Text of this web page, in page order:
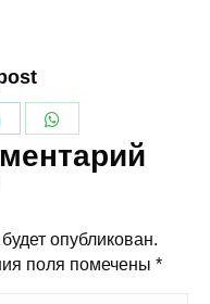
Поделиться
LinkedInWhatsApp
опубликован.
поля помечены *